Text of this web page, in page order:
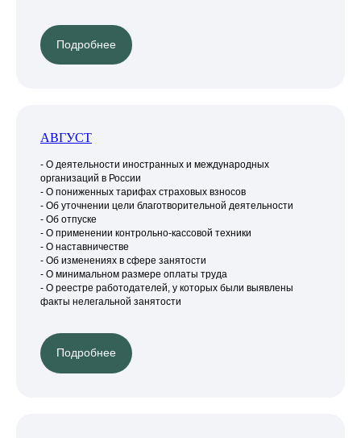
Подробнее
АВГУСТ
- О деятельности иностранных и международных
организаций в России
- О пониженных тарифах страховых взносов
- Об уточнении цели благотворительной деятельности
- Об отпуске
- О применении контрольно-кассовой техники
- О наставничестве
- Об изменениях в сфере занятости
- О минимальном размере оплаты труда
- О реестре работодателей, у которых были выявлены
факты нелегальной занятости
Подробнее